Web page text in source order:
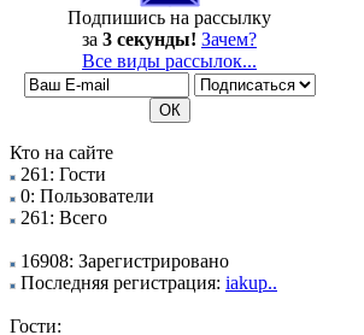
Подпишись на рассылку
за 3 секунды! Зачем?
Все виды рассылок...
Кто на сайте
261: Гости
0: Пользователи
261: Всего
16908: Зарегистрировано
Последняя регистрация: iakup..
Гости: